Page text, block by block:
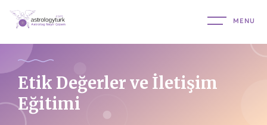
Etik Değerler ve İletişim
Eğitimi